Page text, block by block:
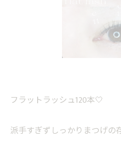
フラットラッシュ120本🤍
派手すぎずしっかりまつげの